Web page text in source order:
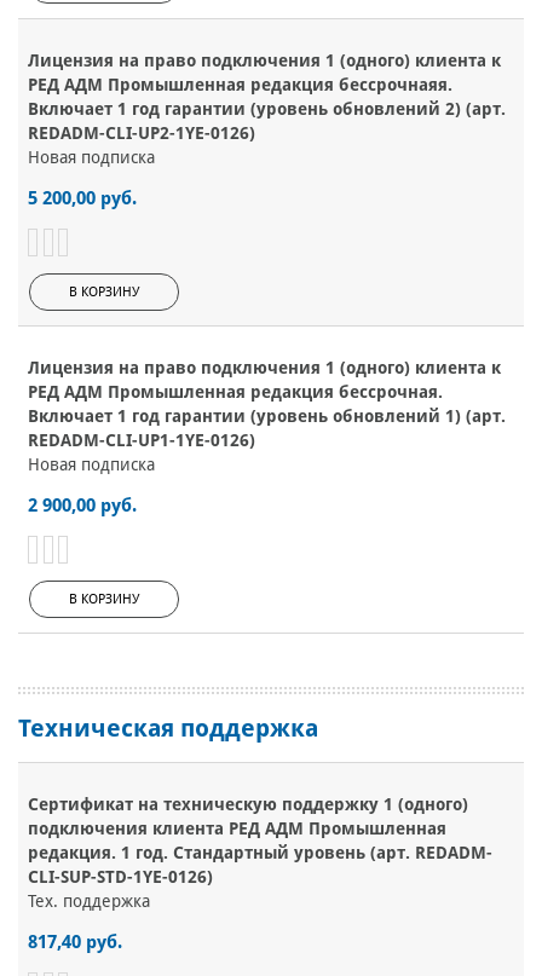
Лицензия на право подключения 1 (одного) клиента к
РЕД АДМ Промышленная редакция бессрочнаяя.
Включает 1 год гарантии (уровень обновлений 2) (арт.
REDADM-CLI-UP2-1YE-0126)
Новая подписка
5 200,00 руб.
В КОРЗИНУ
Лицензия на право подключения 1 (одного) клиента к
РЕД АДМ Промышленная редакция бессрочная.
Включает 1 год гарантии (уровень обновлений 1) (арт.
REDADM-CLI-UP1-1YE-0126)
Новая подписка
2 900,00 руб.
В КОРЗИНУ
Техническая поддержка
Сертификат на техническую поддержку 1 (одного)
подключения клиента РЕД АДМ Промышленная
редакция. 1 год. Стандартный уровень (арт. REDADM-
CLI-SUP-STD-1YE-0126)
Тех. поддержка
817,40 руб.